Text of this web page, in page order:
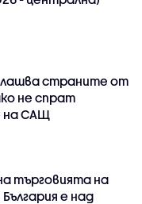
страните от
не спрат
на САЩ
търговията на
е над